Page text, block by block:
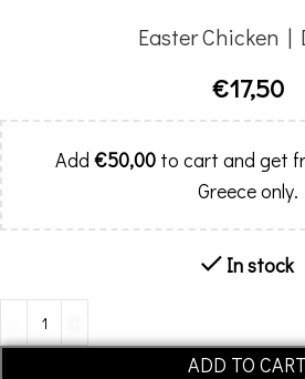
Easter Chicken |
€17,50
Add €50,00to cart and get
Greece only.
In stock
ADD TO CART